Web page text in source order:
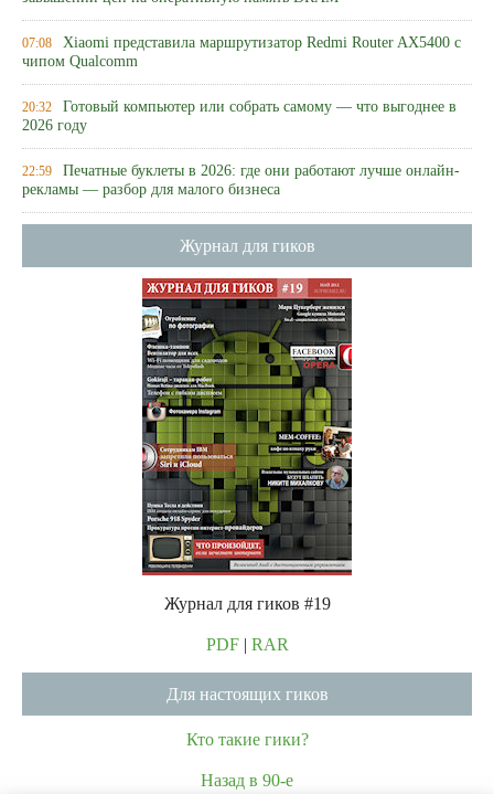
07:08 Xiaomi представила маршрутизатор Redmi Router AX5400 с
чипом Qualcomm
20:32 Готовый компьютер или собрать самому — что выгоднее в
2026 году
22:59 Печатные буклеты в 2026: где они работают лучше онлайн-
рекламы — разбор для малого бизнеса
Журнал для гиков
Журнал для гиков #19
PDF| RAR
Для настоящих гиков
Кто такие гики?
Назад в 90-е